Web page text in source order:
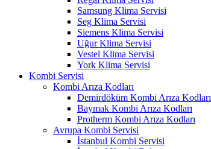
Samsung Klima Servisi
Seg Klima Servisi
Siemens Klima Servisi
Uğur Klima Servisi
Vestel Klima Servisi
York Klima Servisi
Kombi Servisi
Kombi Arıza Kodları
Demirdöküm Kombi Arıza Kodları
Baymak Kombi Arıza Kodları
Protherm Kombi Arıza Kodları
Avrupa Kombi Servisi
İstanbul Kombi Servisi